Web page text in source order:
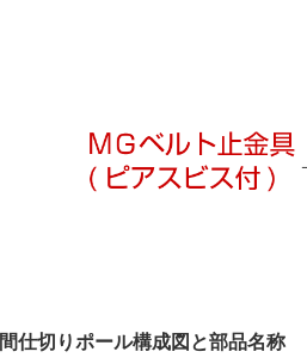
間仕切りポール構成図と部品名称